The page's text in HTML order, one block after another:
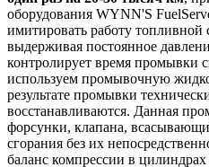
оборудования WYNN'S
имитировать работу топливной
выдерживая постоянное
контролирует время
используем промывочную
результате промывки
восстанавливаются. Данная
форсунки, клапана,
сгорания без их
баланс компрессии в